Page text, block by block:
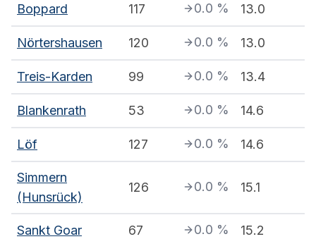
Boppard 117 0.0 % 13.0
Nörtershausen 120 0.0 % 13.0
Treis-Karden 99 0.0 % 13.4
Blankenrath 53 0.0 % 14.6
Löf 127 0.0 % 14.6
Simmern
(Hunsrück)
126 0.0 % 15.1
Sankt Goar 67 0.0 % 15.2